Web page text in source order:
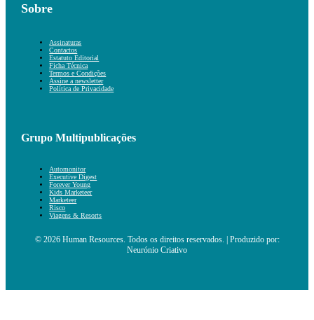
Sobre
Assinaturas
Contactos
Estatuto Editorial
Ficha Técnica
Termos e Condições
Assine a newsletter
Política de Privacidade
Grupo Multipublicações
Automonitor
Executive Digest
Forever Young
Kids Marketeer
Marketeer
Risco
Viagens & Resorts
© 2026 Human Resources. Todos os direitos reservados. | Produzido por:
Neurónio Criativo